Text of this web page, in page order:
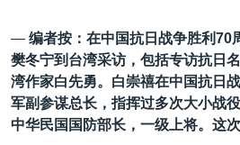
重要讲话与声明
台海两岸关系
南中国海争端
其他语言网站
— 编者按：在中国抗日战争胜利70
樊冬宁到台湾采访，包括专访抗日
湾作家白先勇。白崇禧在中国抗日
军副参谋总长，指挥过多次大小战
中华民国国防部长，一级上将。这